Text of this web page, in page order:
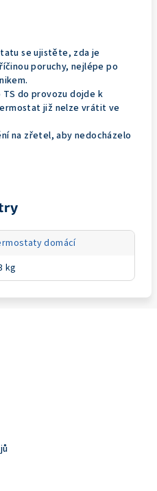
se ujistěte, zda je
poruchy, nejlépe po
do provozu dojde k
již nelze vrátit ve
na zřetel, aby nedocházelo
domácí
kg